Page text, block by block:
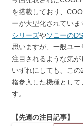
を搭載しており、
ーが大型化されていま
シリーズやソニーの
思いますが、一般ユ
注目されるような気が
いずれにしても、こ
格参入した機種として
す。
【先週の注目記事】